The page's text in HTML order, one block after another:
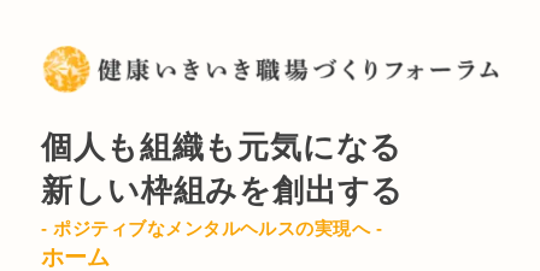
個人も組織も元気になる
新しい枠組みを創出する
- ポジティブなメンタルヘルスの実現へ -
ホーム